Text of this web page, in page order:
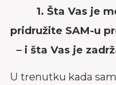
1. Šta Vas je
pridružite SAM-u
– i šta Vas je
U trenutku kada